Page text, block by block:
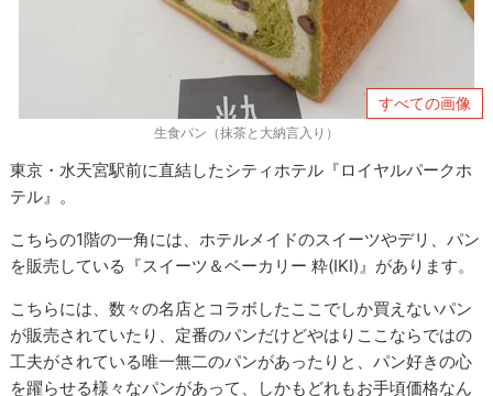
すべての画像
生食パン（抹茶と大納言入り）
東京・水天宮駅前に直結したシティホテル『ロイヤルパークホ
テル』。
こちらの1階の一角には、ホテルメイドのスイーツやデリ、パン
を販売している『スイーツ＆ベーカリー 粋(IKI)』があります。
こちらには、数々の名店とコラボしたここでしか買えないパン
が販売されていたり、定番のパンだけどやはりここならではの
工夫がされている唯一無二のパンがあったりと、パン好きの心
を躍らせる様々なパンがあって、しかもどれもお手頃価格なん